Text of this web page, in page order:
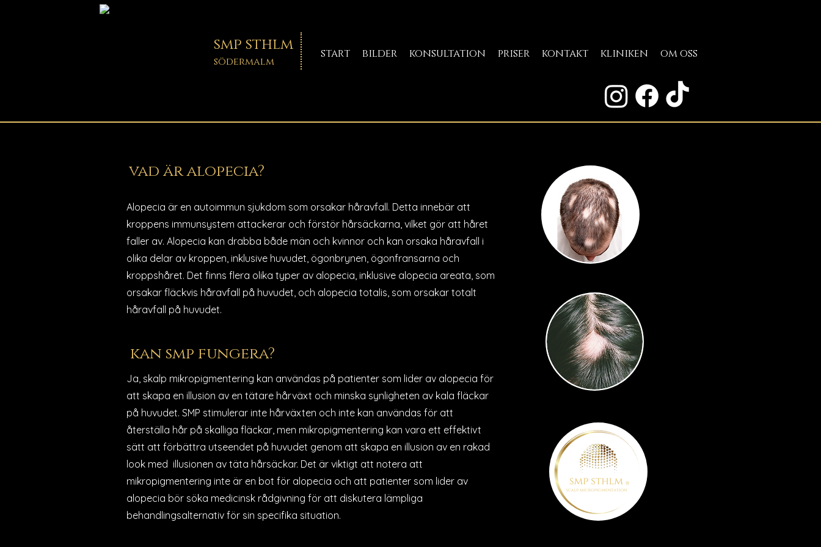
smp sthlm
södermalm
start bilder konsultation priser kontakt kliniken om oss
vad är alopecia?
Alopecia är en autoimmun sjukdom som orsakar håravfall. Detta innebär att
kroppens immunsystem attackerar och förstör hårsäckarna, vilket gör att håret
faller av. Alopecia kan drabba både män och kvinnor och kan orsaka håravfall i
olika delar av kroppen, inklusive huvudet, ögonbrynen, ögonfransarna och
kroppshåret. Det finns flera olika typer av alopecia, inklusive alopecia areata, som
orsakar fläckvis håravfall på huvudet, och alopecia totalis, som orsakar totalt
håravfall på huvudet.
Ja, skalp mikropigmentering kan användas på patienter som lider av alopecia för
att skapa en illusion av en tätare hårväxt och minska synligheten av kala fläckar
på huvudet. SMP stimulerar inte hårväxten och inte kan användas för att
återställa hår på skalliga fläckar, men mikropigmentering kan vara ett effektivt
sätt att förbättra utseendet på huvudet genom att skapa en illusion av en rakad
look med illusionen av täta hårsäckar. Det är viktigt att notera att
mikropigmentering inte är en bot för alopecia och att patienter som lider av
alopecia bör söka medicinsk rådgivning för att diskutera lämpliga
behandlingsalternativ för sin specifika situation.
kan smp fungera?